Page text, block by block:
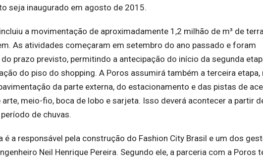
seja inaugurado em agosto de 2015.
a movimentação de aproximadamente 1,2 milhão de m³ de
As atividades começaram em setembro do ano passado e foram
prazo previsto, permitindo a antecipação do início da segunda
do piso do shopping. A Poros assumirá também a terceira etapa,
da parte externa, do estacionamento e das pistas de
arte, meio-fio, boca de lobo e sarjeta. Isso deverá acontecer a partir
de chuvas.
é a responsável pela construção do Fashion City Brasil e um dos
Neil Henrique Pereira. Segundo ele, a parceria com a Poros